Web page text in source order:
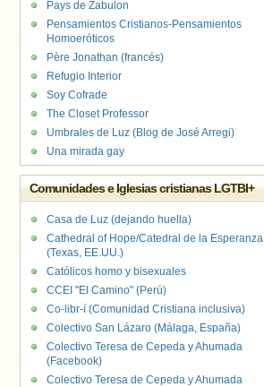
Pays de Zabulon
Pensamientos Cristianos-Pensamientos
Homoeróticos
Père Jonathan (francés)
Refugio Interior
Soy Cofrade
The Closet Professor
Umbrales de Luz (Blog de José Arregi)
Una mirada gay
Comunidades e Iglesias cristianas LGTBI+
Casa de Luz (dejando huella)
Cathedral of Hope/Catedral de la Esperanza
(Texas, EE.UU.)
Católicos homo y bisexuales
CCEI "El Camino" (Perú)
Co-libr-í (Comunidad Cristiana inclusiva)
Colectivo San Lázaro (Málaga, España)
Colectivo Teresa de Cepeda y Ahumada
(Facebook)
Colectivo Teresa de Cepeda y Ahumada